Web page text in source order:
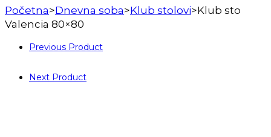
Početna>Dnevna soba>Klub stolovi>Klub sto
Valencia 80×80
Previous Product
Next Product